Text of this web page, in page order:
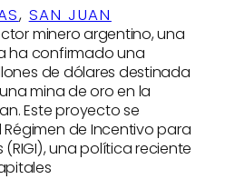
, SAN JUAN
minero argentino, una
ha confirmado una
de dólares destinada
mina de oro en la
Este proyecto se
de Incentivo para
una política reciente